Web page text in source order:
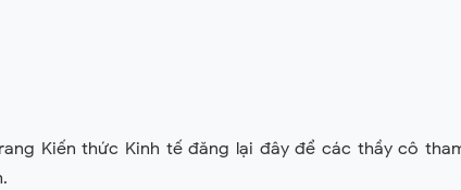
Kiến thức Kinh tế đăng lại đây để các thầy cô